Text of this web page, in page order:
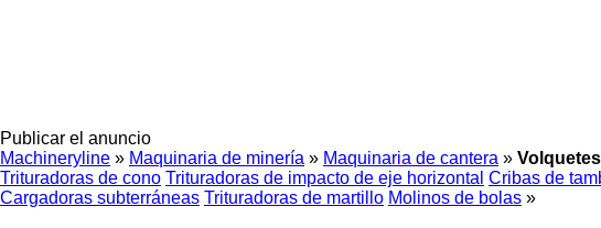
Publicar el anuncio
Machineryline » Maquinaria de minería » Maquinaria de cantera »
Trituradoras de cono Trituradoras de impacto de eje horizontal Cribas de
Cargadoras subterráneas Trituradoras de martillo Molinos de bolas »